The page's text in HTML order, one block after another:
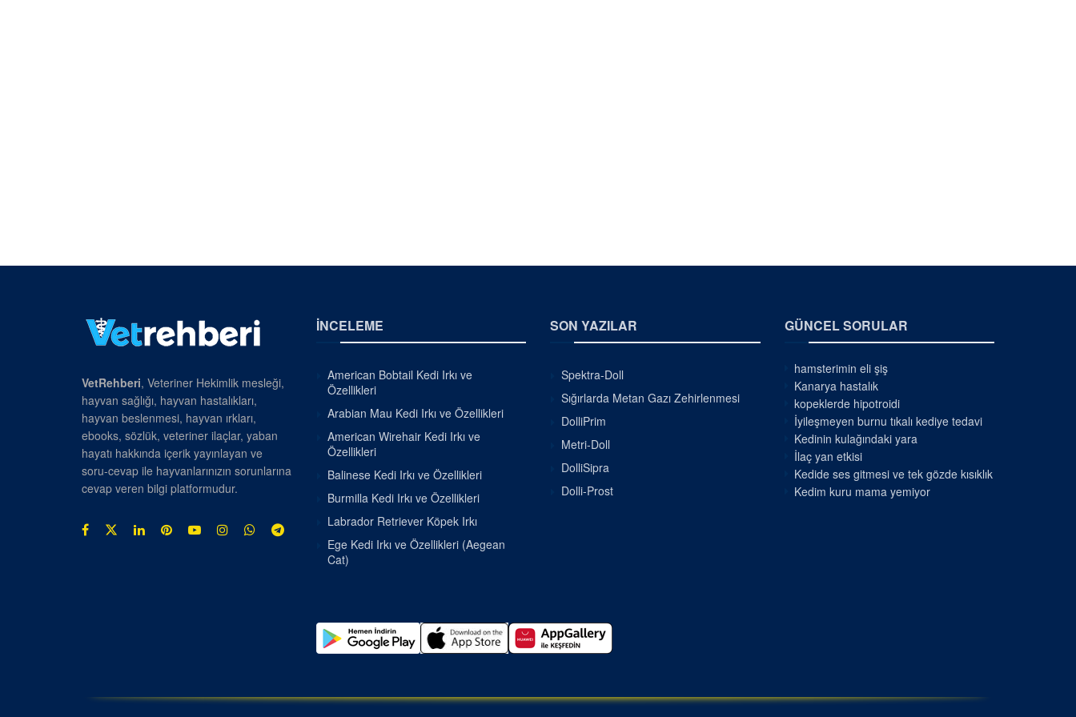
VetRehberi, Veteriner Hekimlik mesleği,
hayvan sağlığı, hayvan hastalıkları,
hayvan beslenmesi, hayvan ırkları,
ebooks, sözlük, veteriner ilaçlar, yaban
hayatı hakkında içerik yayınlayan ve
soru-cevap ile hayvanlarınızın sorunlarına
cevap veren bilgi platformudur.
İNCELEME
American Bobtail Kedi Irkı ve
Özellikleri
Arabian Mau Kedi Irkı ve Özellikleri
American Wirehair Kedi Irkı ve
Özellikleri
Balinese Kedi Irkı ve Özellikleri
Burmilla Kedi Irkı ve Özellikleri
Labrador Retriever Köpek Irkı
Ege Kedi Irkı ve Özellikleri (Aegean
Cat)
SON YAZILAR
Spektra-Doll
Sığırlarda Metan Gazı Zehirlenmesi
DolliPrim
Metri-Doll
DolliSipra
Dolli-Prost
GÜNCEL SORULAR
hamsterimin eli şiş
Kanarya hastalık
kopeklerde hipotroidi
İyileşmeyen burnu tıkalı kediye tedavi
Kedinin kulağındaki yara
İlaç yan etkisi
Kedide ses gitmesi ve tek gözde kısıklık
Kedim kuru mama yemiyor